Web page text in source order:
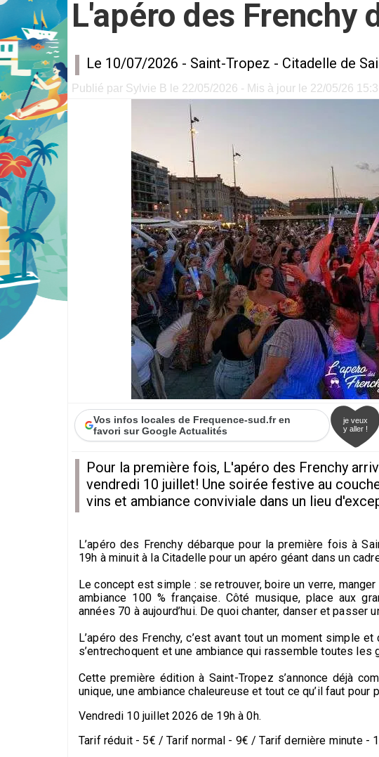
L'apéro des Frenchy
Le 10/07/2026 - Saint-Tropez - Citadelle de
Publié par Sylvie B le 22/05/2026 - Mis à jour le 22/05/26
Vos infos locales de Frequence-sud.fr en
favori sur Google Actualités
je veux
y aller !
Pour la première fois, L'apéro des Frenchy
vendredi 10 juillet! Une soirée festive au
vins et ambiance conviviale dans un lieu
L’apéro des Frenchy débarque pour la première fois à
19h à minuit à la Citadelle pour un apéro géant dans un
Le concept est simple : se retrouver, boire un verre,
ambiance 100 % française. Côté musique, place aux
années 70 à aujourd’hui. De quoi chanter, danser et passer
L’apéro des Frenchy, c’est avant tout un moment simple
s’entrechoquent et une ambiance qui rassemble toutes les
Cette première édition à Saint-Tropez s’annonce déjà
unique, une ambiance chaleureuse et tout ce qu’il faut pour
Vendredi 10 juillet 2026 de 19h à 0h.
Tarif réduit - 5€ / Tarif normal - 9€ / Tarif dernière minute -